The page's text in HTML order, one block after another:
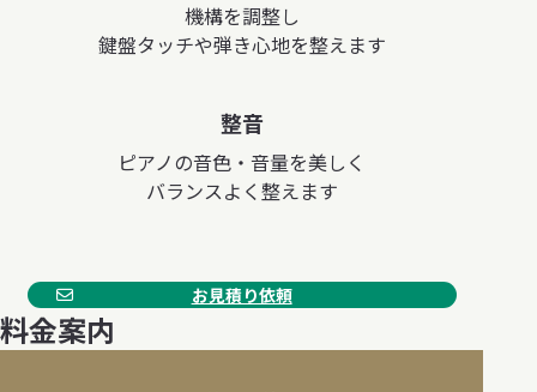
機構を調整し
鍵盤タッチや弾き心地を整えます
整音
ピアノの音色・音量を美しく
バランスよく整えます
お見積り依頼
料金案内